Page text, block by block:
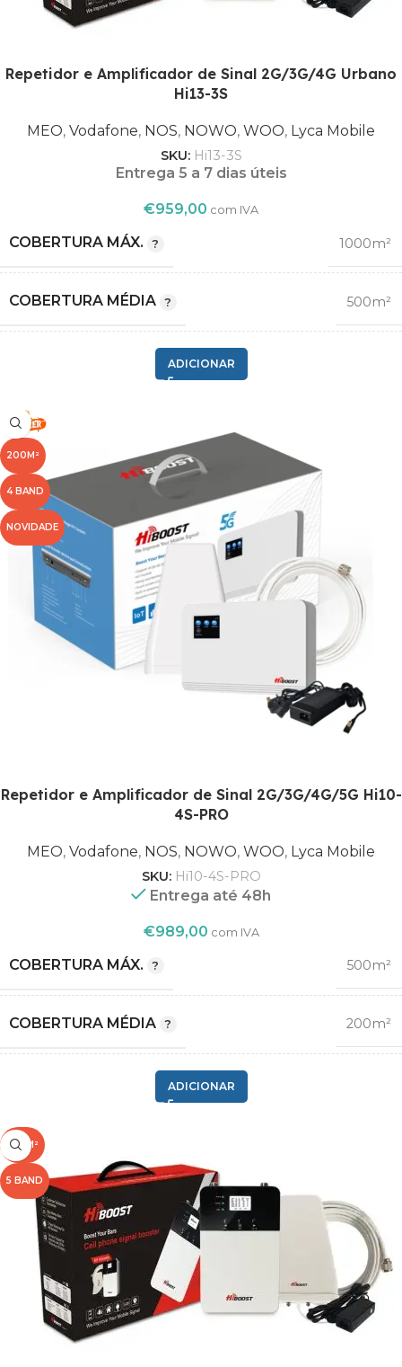
OPERADORA
NOS
,
Lyca Mobile
Repetidor e Amplificador de Sinal 2G/3G/4G Urbano
Hi13-3S
MEO, Vodafone, NOS, NOWO, WOO, Lyca Mobile
SKU: Hi13-3S
Entrega 5 a 7 dias úteis
€959,00 com IVA
COBERTURA MÁX. 1000m²
COBERTURA MÉDIA 500m²
BANDA
FREQUÊNCIA (MHZ)
1800
,
NOWO
ADICIONAR
200M²
4 BAND
NOVIDADE
Repetidor e Amplificador de Sinal 2G/3G/4G/5G Hi10-
4S-PRO
MEO, Vodafone, NOS, NOWO, WOO, Lyca Mobile
SKU: Hi10-4S-PRO
Entrega até 48h
€989,00 com IVA
COBERTURA MÁX. 500m²
COBERTURA MÉDIA 200m²
COMPATIBILIDADE
BANDA
,
20
ADICIONAR
500M²
5 BAND